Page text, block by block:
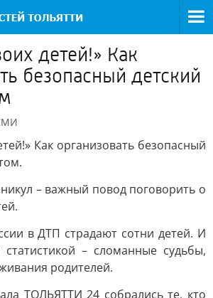
детей!» Как
безопасный детский
Как организовать безопасный
– важный повод поговорить о
в ДТП страдают сотни детей. И
– сломанные судьбы,
родителей.
ТОЛЬЯТТИ 24 собрались те, кто